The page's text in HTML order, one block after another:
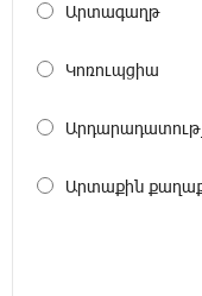
և պահեստների վրա
Արտագաղթ
Կոռուպցիա
Արտաքին